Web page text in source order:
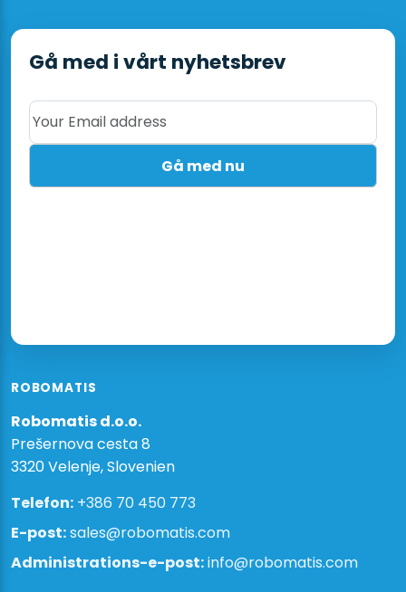
Load
-
Bag
Height:
mängd
Gå med i vårt nyhetsbrev
Your Email address
ROBOMATIS
Robomatis d.o.o.
Prešernova cesta 8
3320 Velenje, Slovenien
Telefon: +386 70 450 773
E-post:sales@robomatis.com
Administrations-e-post:info@robomatis.com